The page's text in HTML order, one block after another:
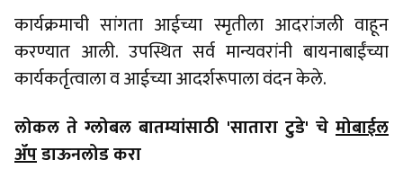
कार्यक्रमाची सांगता आईच्या स्मृतीला आदरांजली वाहून
करण्यात आली. उपस्थित सर्व मान्यवरांनी बायनाबाईंच्या
कार्यकर्तृत्वाला व आईच्या आदर्शरूपाला वंदन केले.
लोकल ते ग्लोबल बातम्यांसाठी 'सातारा टुडे' चे मोबाईल
ॲपडाऊनलोड करा